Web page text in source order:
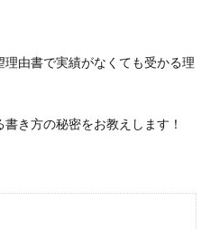
由書で実績がなくても受かる理
き方の秘密をお教えします！